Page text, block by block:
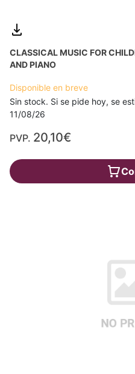
CLASSICAL MUSIC FOR
AND PIANO
Disponible en breve
Sin stock. Si se pide hoy, se
11/08/26
PVP. 20,10€